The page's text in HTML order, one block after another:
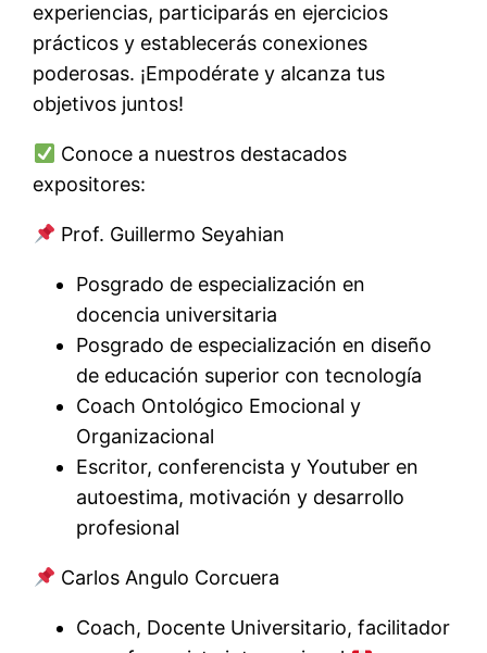
experiencias, participarás en ejercicios
prácticos y establecerás conexiones
poderosas. ¡Empodérate y alcanza tus
objetivos juntos!
Conoce a nuestros destacados
expositores:
Prof. Guillermo Seyahian
Posgrado de especialización en
docencia universitaria
Posgrado de especialización en diseño
de educación superior con tecnología
Coach Ontológico Emocional y
Organizacional
Escritor, conferencista y Youtuber en
autoestima, motivación y desarrollo
profesional
Carlos Angulo Corcuera
Coach, Docente Universitario, facilitador